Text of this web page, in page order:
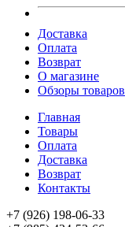
Доставка
Оплата
Возврат
О магазине
Обзоры товаров
Главная
Товары
Оплата
Доставка
Возврат
Контакты
+7 (926) 198-06-33